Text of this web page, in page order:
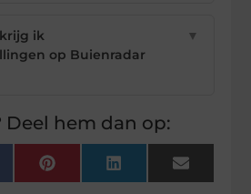
ik
op Buienradar
▼
Deel hem dan op:
Pinterest LinkedIn Email